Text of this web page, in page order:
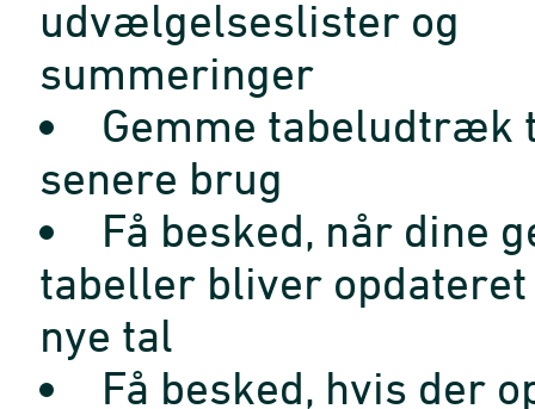
udvælgelseslister og
summeringer
Gemme tabeludtræk
senere brug
Få besked, når dine
tabeller bliver opdateret
nye tal
Få besked, hvis der